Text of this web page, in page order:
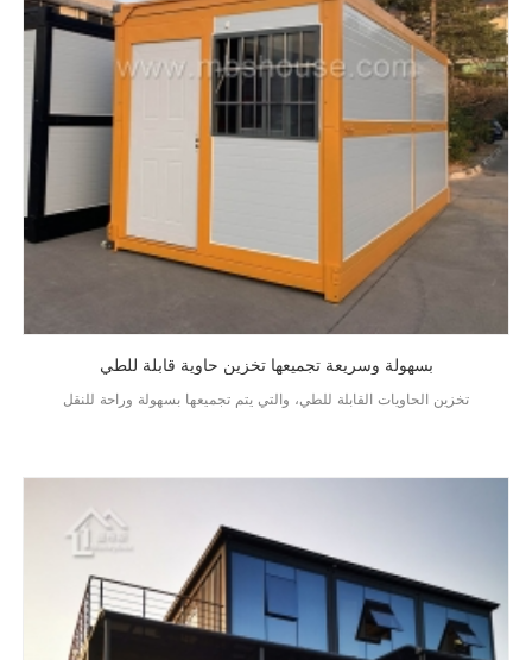
بسهولة وسريعة تجميعها تخزين حاوية قابلة للطي
تخزين الحاويات القابلة للطي، والتي يتم تجميعها بسهولة وراحة للنقل